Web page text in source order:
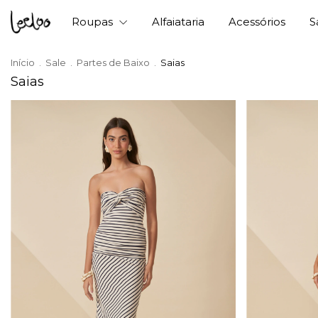
Roupas Alfaiataria Acessórios
Início Sale Partes de Baixo Saias
Saias